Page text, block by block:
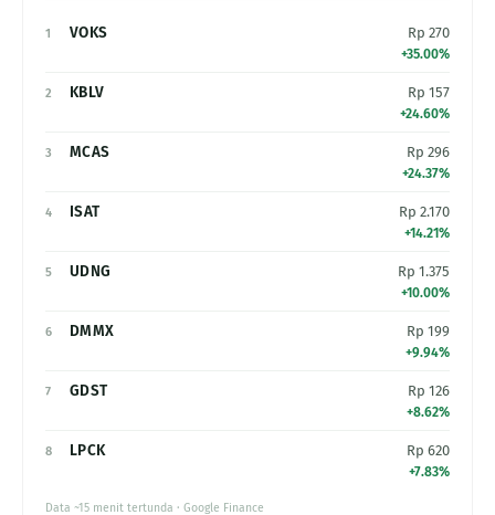
1 VOKS Rp 270
+35.00%
2 KBLV Rp 157
+24.60%
3 MCAS Rp 296
+24.37%
4 ISAT Rp 2.170
+14.21%
5 UDNG Rp 1.375
+10.00%
6 DMMX Rp 199
+9.94%
7 GDST Rp 126
+8.62%
8 LPCK Rp 620
+7.83%
Data ~15 menit tertunda · Google Finance